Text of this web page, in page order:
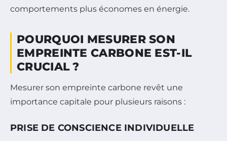
comportements plus économes en énergie.
POURQUOI MESURER SON
EMPREINTE CARBONE EST-IL
CRUCIAL ?
Mesurer son empreinte carbone revêt une
importance capitale pour plusieurs raisons :
PRISE DE CONSCIENCE INDIVIDUELLE